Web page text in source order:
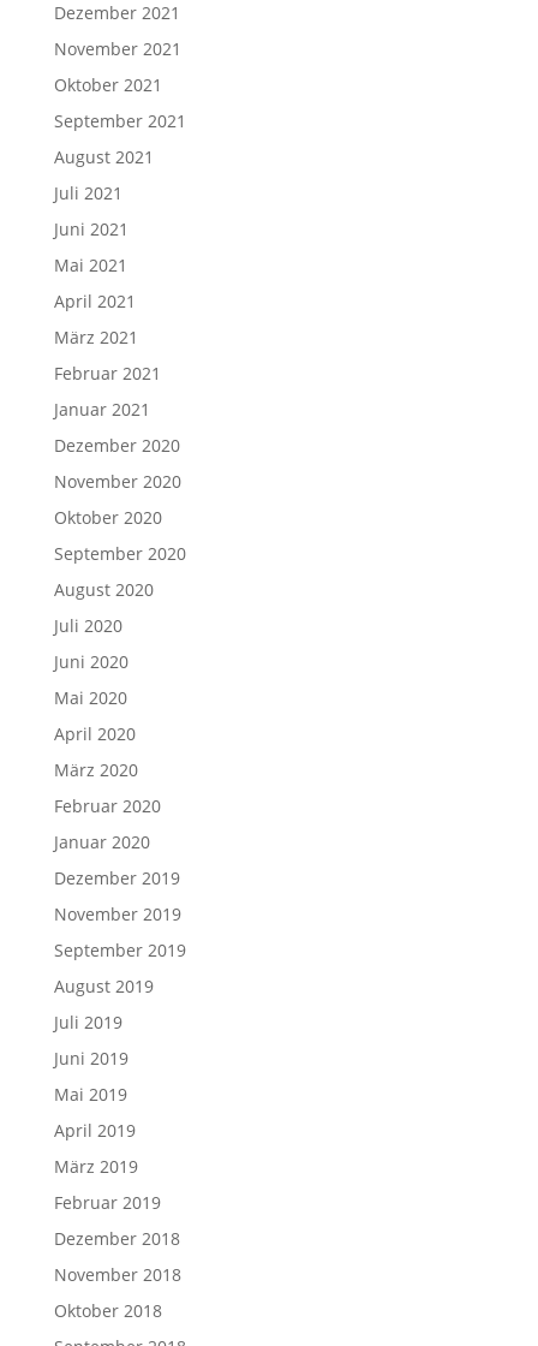
Dezember 2021
November 2021
Oktober 2021
September 2021
August 2021
Juli 2021
Juni 2021
Mai 2021
April 2021
März 2021
Februar 2021
Januar 2021
Dezember 2020
November 2020
Oktober 2020
September 2020
August 2020
Juli 2020
Juni 2020
Mai 2020
April 2020
März 2020
Februar 2020
Januar 2020
Dezember 2019
November 2019
September 2019
August 2019
Juli 2019
Juni 2019
Mai 2019
April 2019
März 2019
Februar 2019
Dezember 2018
November 2018
Oktober 2018